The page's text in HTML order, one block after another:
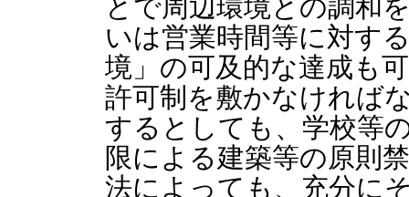
とで周辺環境との調和
いは営業時間等に対す
境」の可及的な達成も
許可制を敷かなければ
するとしても、学校等
限による建築等の原則
法によっても、充分に